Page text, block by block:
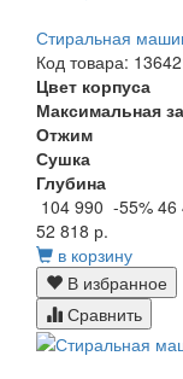
Стиральная
Код товара:
Цвет корпуса
Максимальная
Отжим
Сушка
Глубина
104 990 -55% 46
52 818 р.
в корзину
В избранное
Сравнить